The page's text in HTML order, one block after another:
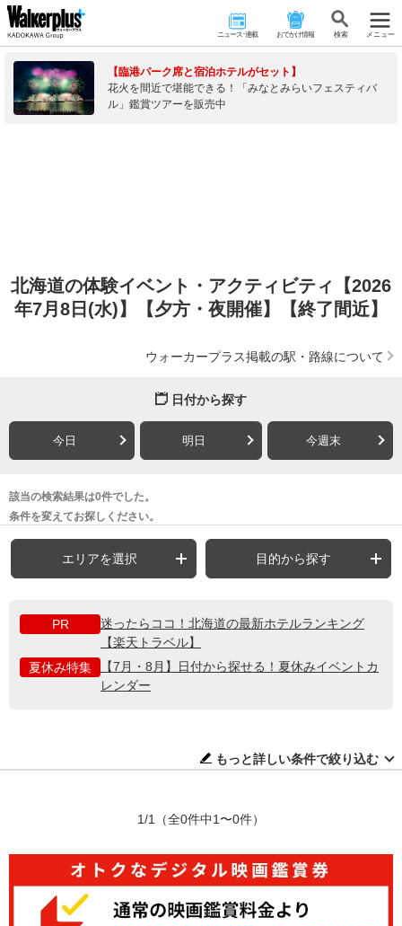
ニュース･連載 おでかけ情報 検 索 メニュー
【臨港パーク席と宿泊ホテルがセット】
花火を間近で堪能できる！「みなとみらいフェスティバ
ル」鑑賞ツアーを販売中
北海道の体験イベント・アクティビティ【2026
年7月8日(水)】【夕方・夜開催】【終了間近】
ウォーカープラス掲載の駅・路線について
日付から探す
今日 明日 今週末
該当の検索結果は0件でした。
条件を変えてお探しください。
エリアを選択 目的から探す
PR
迷ったらココ！北海道の最新ホテルランキング
【楽天トラベル】
夏休み特集
【7月・8月】日付から探せる！夏休みイベントカ
レンダー
もっと詳しい条件で絞り込む
1/1 （全0件中1〜0件）